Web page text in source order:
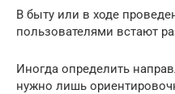
В быту или в ходе
пользователями встают
Иногда определить
нужно лишь